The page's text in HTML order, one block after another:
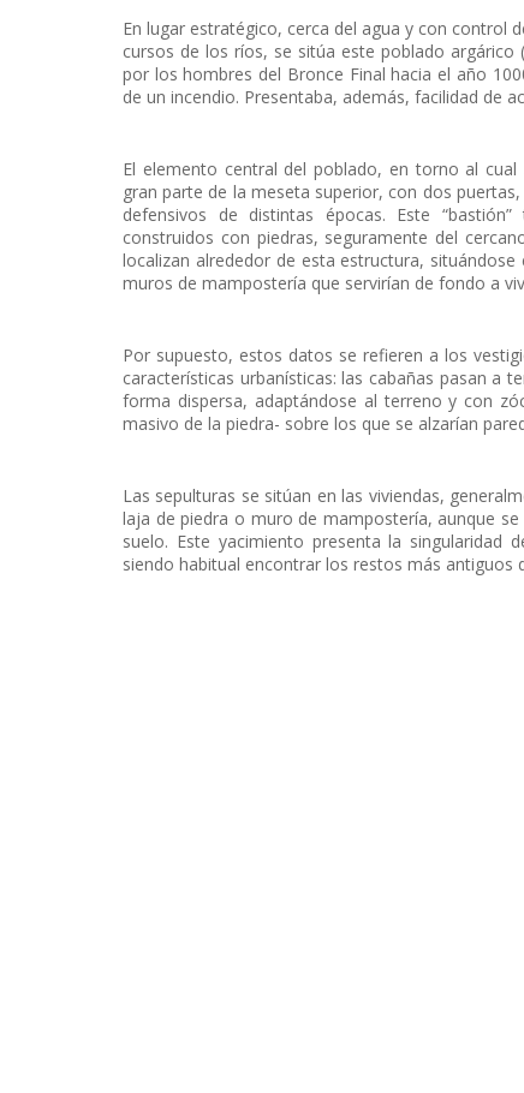
En lugar estratégico, cerca del agua y con control
cursos de los ríos, se sitúa este poblado argárico
por los hombres del Bronce Final hacia el año
de un incendio. Presentaba, además, facilidad de
El elemento central del poblado, en torno al
gran parte de la meseta superior, con dos
defensivos de distintas épocas. Este
construidos con piedras, seguramente del
localizan alrededor de esta estructura,
muros de mampostería que servirían de fondo a
Por supuesto, estos datos se refieren a los
características urbanísticas: las cabañas pasan a
forma dispersa, adaptándose al terreno y con
masivo de la piedra- sobre los que se alzarían
Las sepulturas se sitúan en las viviendas,
laja de piedra o muro de mampostería, aunque
suelo. Este yacimiento presenta la singularidad
siendo habitual encontrar los restos más antiguos